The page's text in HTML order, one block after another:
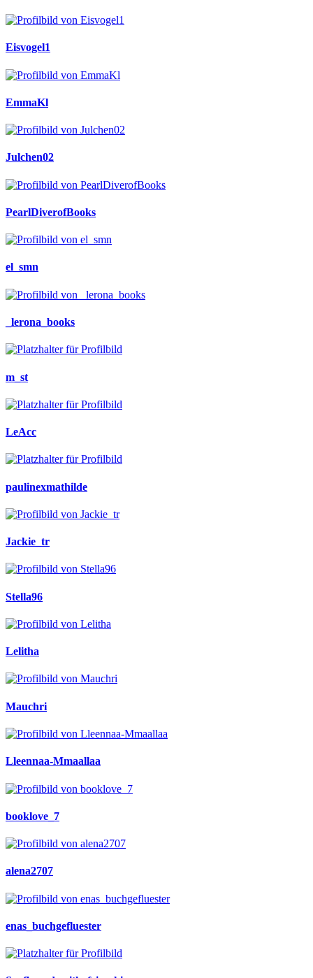
Eisvogel1
EmmaKl
Julchen02
PearlDiverofBooks
el_smn
_lerona_books
m_st
LeAcc
paulinexmathilde
Jackie_tr
Stella96
Lelitha
Mauchri
Lleennaa-Mmaallaa
booklove_7
alena2707
enas_buchgefluester